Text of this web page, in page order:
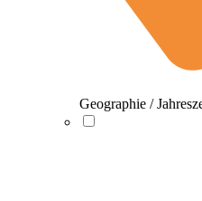
Geographie /